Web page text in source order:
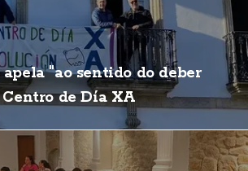
apela "ao sentido do deber
de Día XA